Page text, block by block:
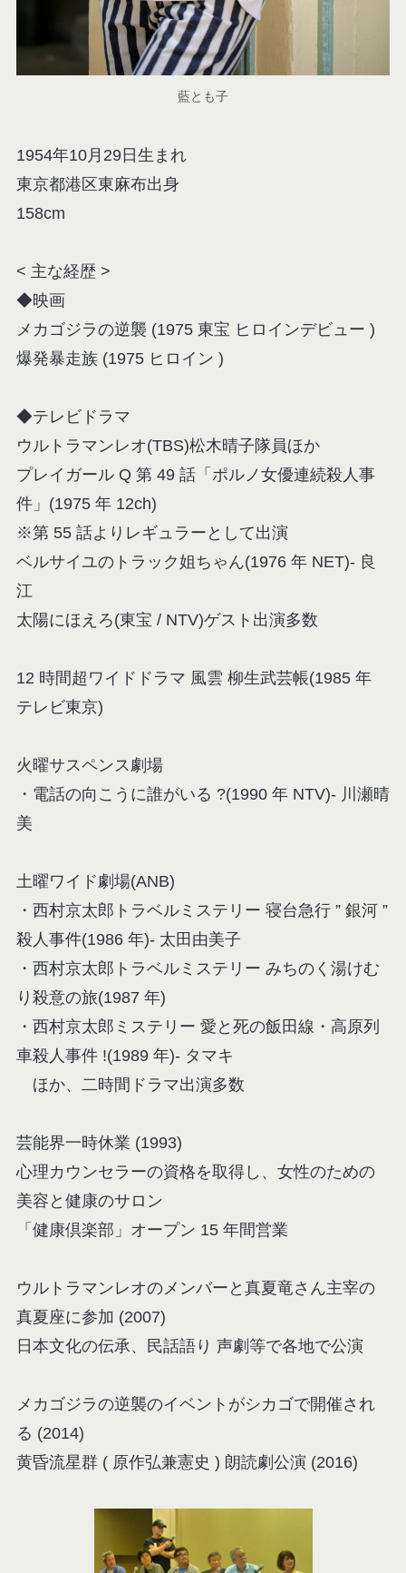
藍とも子
1954年10月29日生まれ
東京都港区東麻布出身
158cm
< 主な経歴 >
◆映画
メカゴジラの逆襲 (1975 東宝 ヒロインデビュー )
爆発暴走族 (1975 ヒロイン )
◆テレビドラマ
ウルトラマンレオ(TBS)松木晴子隊員ほか
プレイガール Q 第 49 話「ポルノ女優連続殺人事
件」(1975 年 12ch)
※第 55 話よりレギュラーとして出演
ベルサイユのトラック姐ちゃん(1976 年 NET)- 良
江
太陽にほえろ(東宝 / NTV)ゲスト出演多数
12 時間超ワイドドラマ 風雲 柳生武芸帳(1985 年
テレビ東京)
火曜サスペンス劇場
・電話の向こうに誰がいる ?(1990 年 NTV)- 川瀬晴
美
土曜ワイド劇場(ANB)
・西村京太郎トラベルミステリー 寝台急行 ” 銀河 ”
殺人事件(1986 年)- 太田由美子
・西村京太郎トラベルミステリー みちのく湯けむ
り殺意の旅(1987 年)
・西村京太郎ミステリー 愛と死の飯田線・高原列
車殺人事件 !(1989 年)- タマキ
ほか、二時間ドラマ出演多数
芸能界一時休業 (1993)
心理カウンセラーの資格を取得し、女性のための
美容と健康のサロン
「健康倶楽部」オープン 15 年間営業
ウルトラマンレオのメンバーと真夏竜さん主宰の
真夏座に参加 (2007)
日本文化の伝承、民話語り 声劇等で各地で公演
メカゴジラの逆襲のイベントがシカゴで開催され
る (2014)
黄昏流星群 ( 原作弘兼憲史 ) 朗読劇公演 (2016)